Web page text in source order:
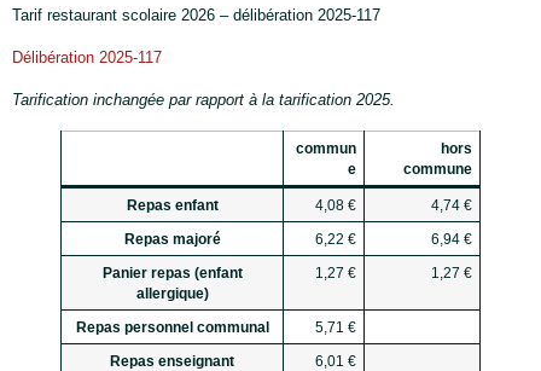
Tarif restaurant scolaire 2026 – délibération 2025-117
Délibération 2025-117
Tarification inchangée par rapport à la tarification 2025.
commun
e
hors
commune
Repas enfant 4,08 € 4,74 €
Repas majoré 6,22 € 6,94 €
Panier repas (enfant
allergique)
1,27 € 1,27 €
Repas personnel communal 5,71 €
Repas enseignant 6,01 €